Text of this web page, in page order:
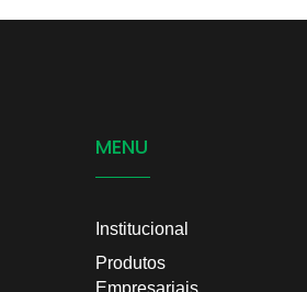
MENU
Institucional
Produtos